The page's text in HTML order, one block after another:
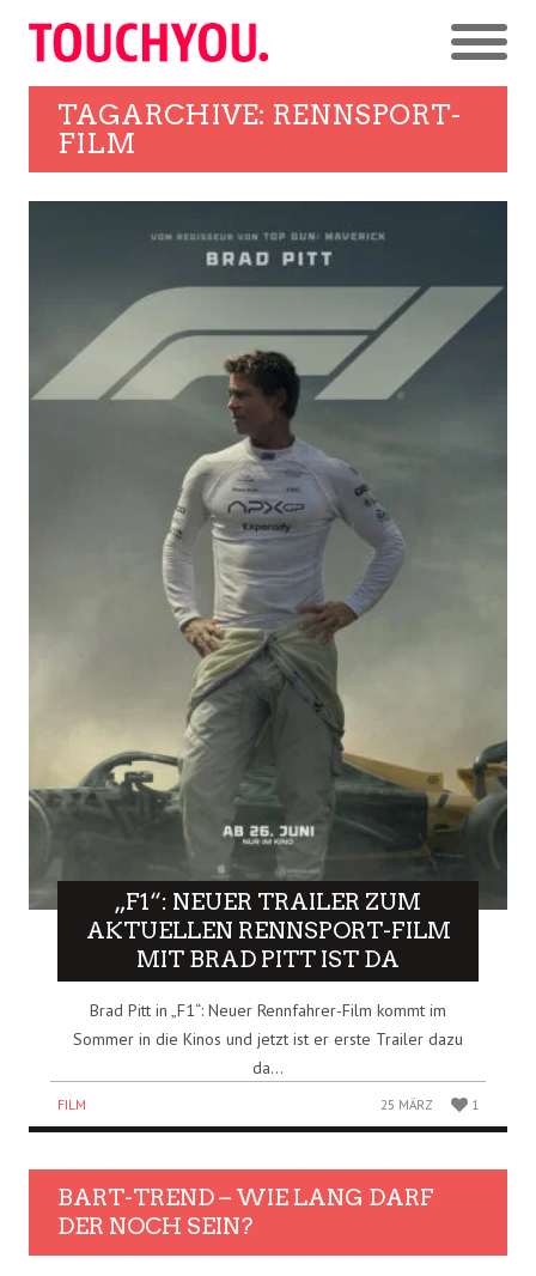
TAGARCHIVE: RENNSPORT-
FILM
„F1“: NEUER TRAILER ZUM
AKTUELLEN RENNSPORT-FILM
MIT BRAD PITT IST DA
Brad Pitt in „F1“: Neuer Rennfahrer-Film kommt im
Sommer in die Kinos und jetzt ist er erste Trailer dazu
da...
FILM 25 MÄRZ 1
BART-TREND – WIE LANG DARF
DER NOCH SEIN?